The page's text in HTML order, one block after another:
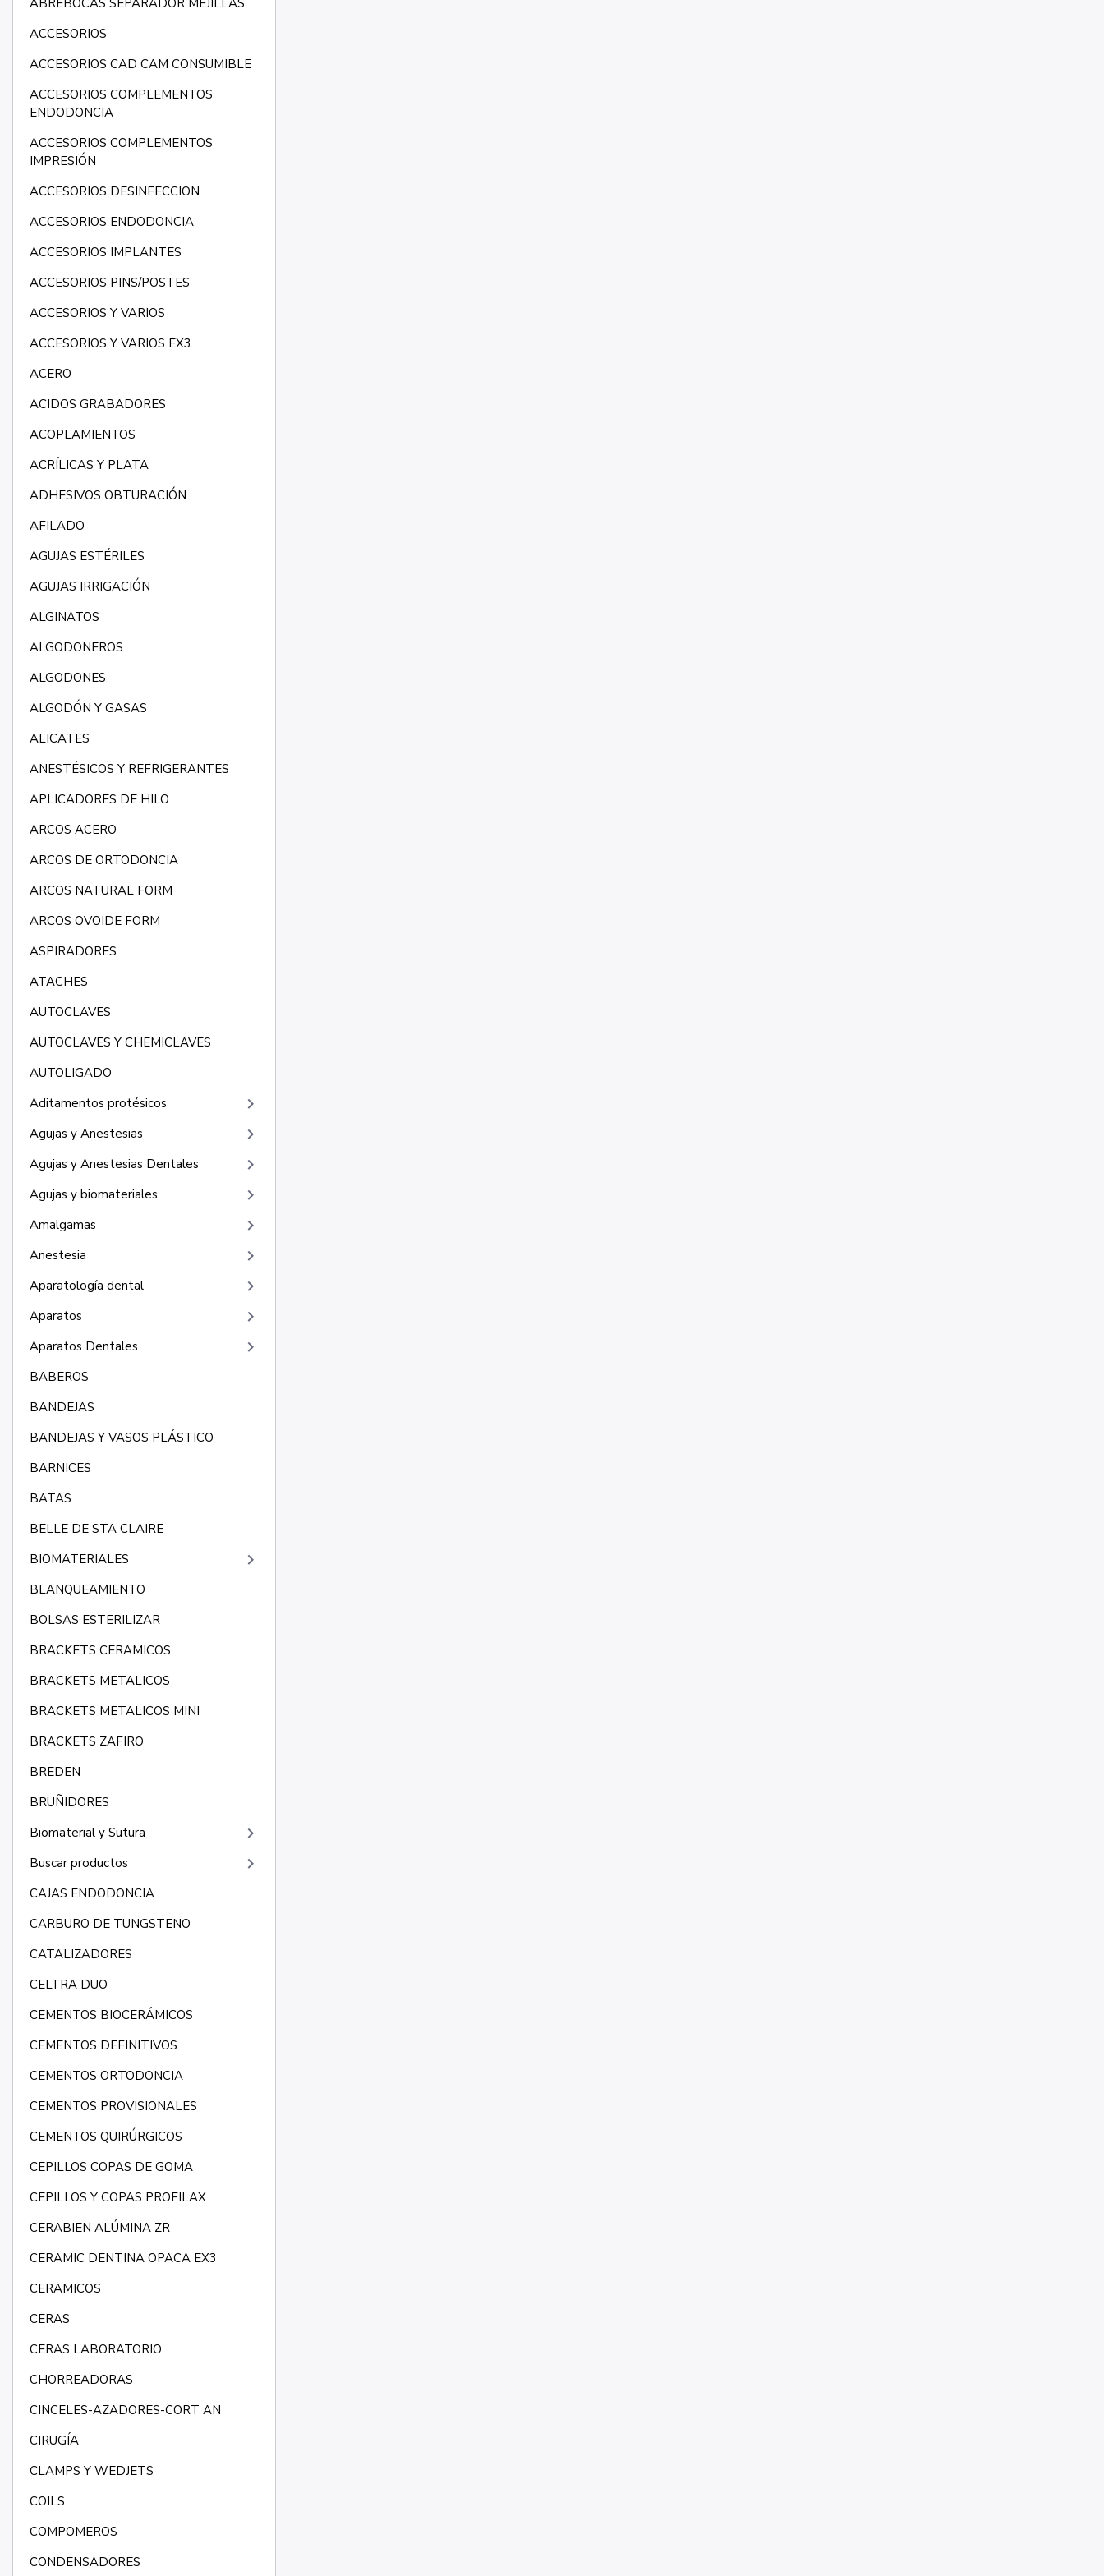
ABREBOCAS SEPARADOR MEJILLAS
ACCESORIOS
ACCESORIOS CAD CAM CONSUMIBLE
ACCESORIOS COMPLEMENTOS
ENDODONCIA
ACCESORIOS COMPLEMENTOS
IMPRESIÓN
ACCESORIOS DESINFECCION
ACCESORIOS ENDODONCIA
ACCESORIOS IMPLANTES
ACCESORIOS PINS/POSTES
ACCESORIOS Y VARIOS
ACCESORIOS Y VARIOS EX3
ACERO
ACIDOS GRABADORES
ACOPLAMIENTOS
ACRÍLICAS Y PLATA
ADHESIVOS OBTURACIÓN
AFILADO
AGUJAS ESTÉRILES
AGUJAS IRRIGACIÓN
ALGINATOS
ALGODONEROS
ALGODONES
ALGODÓN Y GASAS
ALICATES
ANESTÉSICOS Y REFRIGERANTES
APLICADORES DE HILO
ARCOS ACERO
ARCOS DE ORTODONCIA
ARCOS NATURAL FORM
ARCOS OVOIDE FORM
ASPIRADORES
ATACHES
AUTOCLAVES
AUTOCLAVES Y CHEMICLAVES
AUTOLIGADO
Aditamentos protésicos
keyboard_arrow_right
Agujas y Anestesias keyboard_arrow_right
Agujas y Anestesias Dentales keyboard_arrow_right
Agujas y biomateriales keyboard_arrow_right
Amalgamas keyboard_arrow_right
Anestesia keyboard_arrow_right
Aparatología dental keyboard_arrow_right
Aparatos keyboard_arrow_right
Aparatos Dentales keyboard_arrow_right
BABEROS
BANDEJAS
BANDEJAS Y VASOS PLÁSTICO
BARNICES
BATAS
BELLE DE STA CLAIRE
BIOMATERIALES
keyboard_arrow_right
BLANQUEAMIENTO
BOLSAS ESTERILIZAR
BRACKETS CERAMICOS
BRACKETS METALICOS
BRACKETS METALICOS MINI
BRACKETS ZAFIRO
BREDEN
BRUÑIDORES
Biomaterial y Sutura
keyboard_arrow_right
Buscar productos keyboard_arrow_right
CAJAS ENDODONCIA
CARBURO DE TUNGSTENO
CATALIZADORES
CELTRA DUO
CEMENTOS BIOCERÁMICOS
CEMENTOS DEFINITIVOS
CEMENTOS ORTODONCIA
CEMENTOS PROVISIONALES
CEMENTOS QUIRÚRGICOS
CEPILLOS COPAS DE GOMA
CEPILLOS Y COPAS PROFILAX
CERABIEN ALÚMINA ZR
CERAMIC DENTINA OPACA EX3
CERAMICOS
CERAS
CERAS LABORATORIO
CHORREADORAS
CINCELES-AZADORES-CORT AN
CIRUGÍA
CLAMPS Y WEDJETS
COILS
COMPOMEROS
CONDENSADORES